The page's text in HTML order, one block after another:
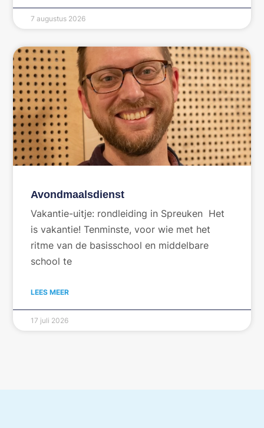
7 augustus 2026
Avondmaalsdienst
Vakantie-uitje: rondleiding in Spreuken Het
is vakantie! Tenminste, voor wie met het
ritme van de basisschool en middelbare
school te
LEES MEER
17 juli 2026